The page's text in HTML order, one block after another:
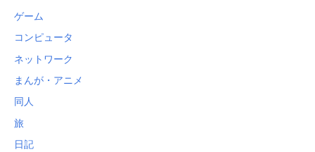
ゲーム
コンピュータ
ネットワーク
まんが・アニメ
同人
旅
日記